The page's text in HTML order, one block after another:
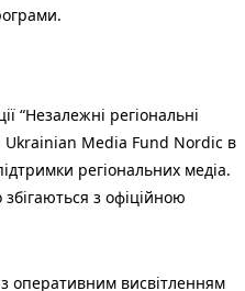
“Незалежні регіональні
Ukrainian Media Fund Nordic в
регіональних медіа.
з офіційною
оперативним висвітленням